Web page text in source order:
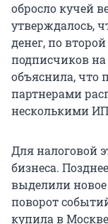
обросло кучей
утверждалось,
денег, по
подписчиков
объяснила, что
партнерами
несколькими
Для налоговой
бизнеса.
выделили новое
поворот
купила в